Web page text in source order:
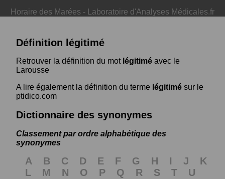
Horaire des Marées - Laboratoire d'Analyses Médicales.fr
Définition légitimé
Retrouver la définition du mot légitimé avec le
Larousse
A lire également la définition du terme légitimé sur le
ptidico.com
Dictionnaire des synonymes
Classement par ordre alphabétique des
synonymes
A B C D E F G H I J
K
L
M N O P Q R S T
U